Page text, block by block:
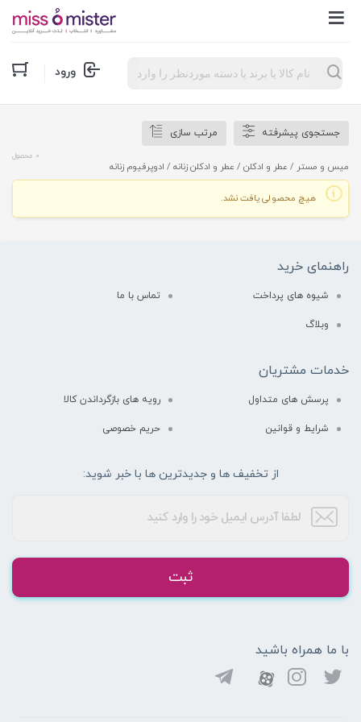
Products
search ورود
جستجوی پیشرفته مرتب سازی
میس و مستر / عطر و ادکلن / عطر و ادکلن زنانه / ادوپرفیوم زنانه
0 محصول
هیچ محصولی یافت نشد.
راهنمای خرید
شیوه های پرداخت تماس با ما
وبلاگ
خدمات مشتریان
پرسش های متداول رویه های بازگرداندن کالا
شرایط و قوانین حریم خصوصی
از تخفیف ها و جدیدترین ها با خبر شوید:
ثبت
با ما همراه باشید